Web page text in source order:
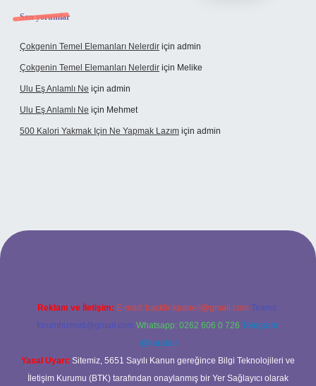
Son yorumlar
Çokgenin Temel Elemanları Nelerdir için admin
Çokgenin Temel Elemanları Nelerdir için Melike
Ulu Eş Anlamlı Ne için admin
Ulu Eş Anlamlı Ne için Mehmet
500 Kalori Yakmak Için Ne Yapmak Lazım için admin
Reklam ve İletişim: E-mail: backlinkpaneli@gmail.com Teams:
forumhizmeti@gmail.com Whatsapp: 0262 606 0 726 Telegram:
@karabul
Yasal Uyarı: Sitemiz, 5651 Sayılı Kanun gereğince Bilgi Teknolojileri ve
İletişim Kurumu (BTK) tarafından onaylanmış bir Yer Sağlayıcı olarak